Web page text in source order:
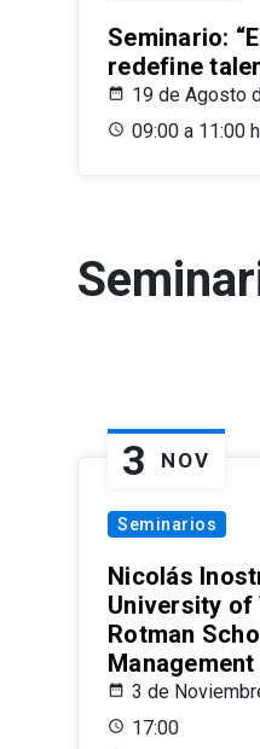
Seminario:
redefine
19 de Agosto
09:00 a 11:00
3 NOV
Seminarios
Nicolás
University of
Rotman
Management
3 de
17:00